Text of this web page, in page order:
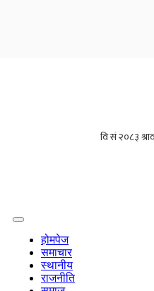
होमपेज
समाचार
स्थानीय
राजनीति